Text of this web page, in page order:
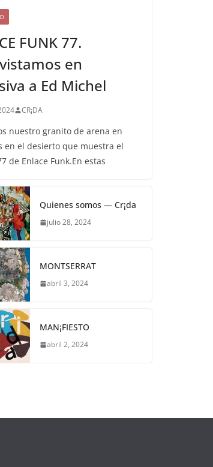
FUNK 77.
en
a Ed Michel
CR¡DA
nuestro granito de arena en
en el desierto que muestra el
de Enlace Funk.En estas
Quienes somos — Cr¡da
julio 28, 2024
MONTSERRAT
abril 3, 2024
MAN¡FIESTO
abril 2, 2024